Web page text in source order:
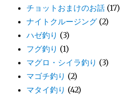
チョットおまけのお話 (17)
ナイトクルージング (2)
ハゼ釣り (3)
フグ釣り (1)
マグロ・シイラ釣り (3)
マゴチ釣り (2)
マタイ釣り (42)